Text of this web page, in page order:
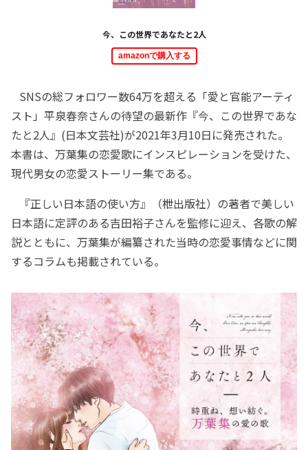
今、この世界であなたと2人
amazonで購入する
SNSの総フォロワー数64万を超える「愛と官能アーティ
スト」平泉春奈さんの待望の最新作『今、この世界であな
たと2人』(日本文芸社)が2021年3月10日に発売された。
本書は、万葉集の恋愛歌にインスピレーションを受けた、
現代男女の恋愛ストーリー集である。
『正しい日本語の使い方』（枻出版社）の著者で美しい
日本語に定評のある吉田裕子さんを監修に迎え、各歌の解
説とともに、万葉集が編纂された当時の恋愛事情などに関
するコラムも掲載されている。